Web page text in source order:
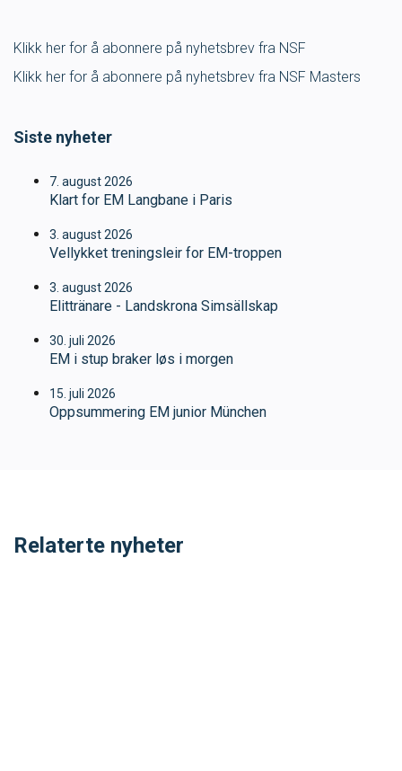
MEDLEY.NO LIVETIMING.NO
Klikk her for å abonnere på nyhetsbrev fra NSF
Klikk her for å abonnere på nyhetsbrev fra NSF Masters
Siste nyheter
7. august 2026
Klart for EM Langbane i Paris
3. august 2026
Vellykket treningsleir for EM-troppen
3. august 2026
Elittränare - Landskrona Simsällskap
30. juli 2026
EM i stup braker løs i morgen
15. juli 2026
Oppsummering EM junior München
Relaterte nyheter